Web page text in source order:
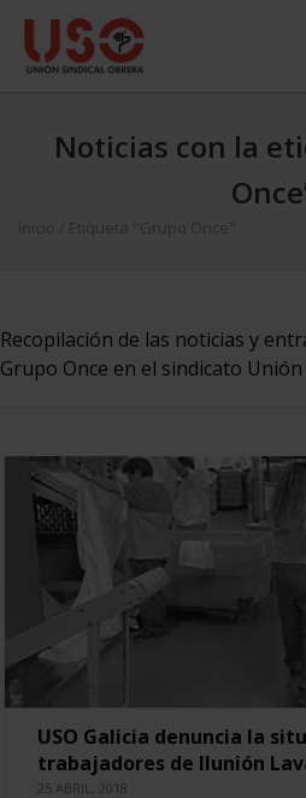
Noticias con la
Inicio Etiqueta "Grupo Once"
Recopilación de las noticias y
Grupo Once en el sindicato
USO Galicia denuncia la
trabajadores de Ilunión
25 ABRIL, 2018